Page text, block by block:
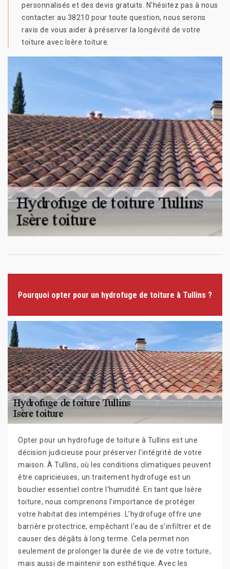
personnalisés et des devis gratuits. N'hésitez pas à nous
contacter au 38210 pour toute question, nous serons
ravis de vous aider à préserver la longévité de votre
toiture avec Isère toiture.
Pourquoi opter pour un hydrofuge de toiture à Tullins ?
Opter pour un hydrofuge de toiture à Tullins est une
décision judicieuse pour préserver l'intégrité de votre
maison. À Tullins, où les conditions climatiques peuvent
être capricieuses, un traitement hydrofuge est un
bouclier essentiel contre l'humidité. En tant que Isère
toiture, nous comprenons l'importance de protéger
votre habitat des intempéries. L'hydrofuge offre une
barrière protectrice, empêchant l'eau de s'infiltrer et de
causer des dégâts à long terme. Cela permet non
seulement de prolonger la durée de vie de votre toiture,
mais aussi de maintenir son esthétique. Avec les